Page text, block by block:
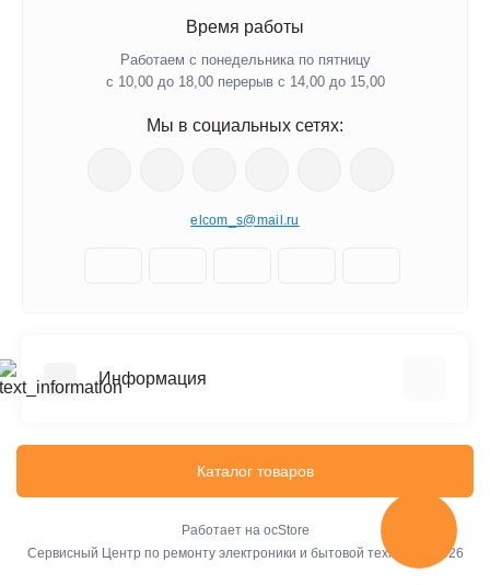
Время работы
Работаем с понедельника по пятницу
с 10,00 до 18,00 перерыв с 14,00 до 15,00
Мы в социальных сетях:
elcom_s@mail.ru
Информация
О компании
Стоимость услуг
Каталог товаров
Работает на ocStore
Сервисный Центр по ремонту электроники и бытовой техники © 2026